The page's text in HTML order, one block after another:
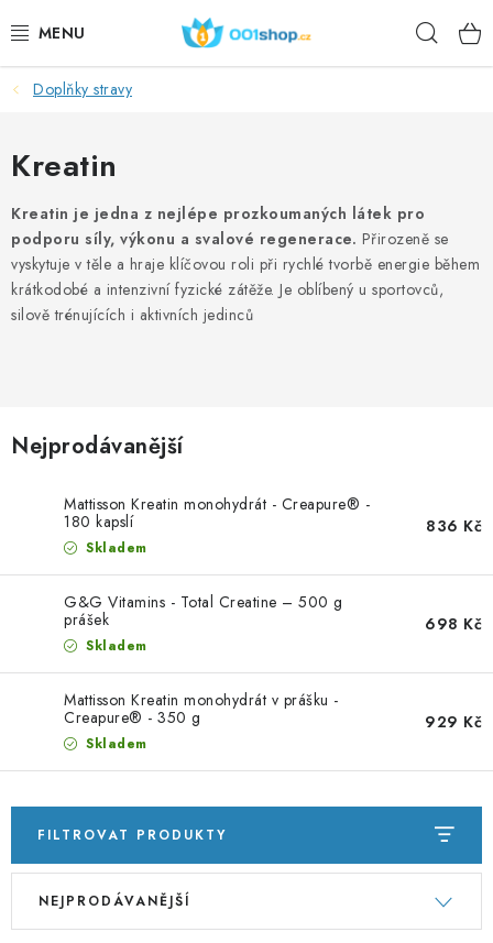
na
DOPLŇKY STRAVY
KOSMETIKA
SPORT
POTRAVINY
TÉMATA
DÁRKY
PORADNA
ZNAČKY
Jak nakupovat
Obchodní podmínky
Podmínky ochrany osobních údajů
Moje objednávka
Doplňky stravy
Kreatin
Kreatin je jedna z nejlépe prozkoumaných látek pro
podporu síly, výkonu a svalové regenerace. Přirozeně se
vyskytuje v těle a hraje klíčovou roli při rychlé tvorbě energie během
krátkodobé a intenzivní fyzické zátěže. Je oblíbený u sportovců,
silově trénujících i aktivních jedinců
Nejprodávanější
Mattisson Kreatin monohydrát - Creapure® -
180 kapslí
Skladem
836 Kč
G&G Vitamins - Total Creatine – 500 g
prášek
Skladem
698 Kč
Mattisson Kreatin monohydrát v prášku -
Creapure® - 350 g
Skladem
929 Kč
FILTROVAT PRODUKTY
V
Ř
NEJPRODÁVANĚJŠÍ